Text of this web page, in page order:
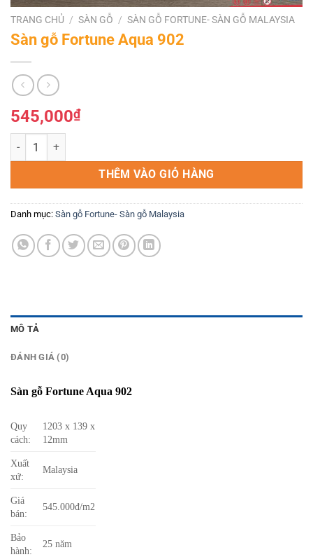
TRANG CHỦ / SÀN GỖ / SÀN GỖ FORTUNE- SÀN GỖ MALAYSIA
Sàn gỗ Fortune Aqua 902
545,000₫
Sàn gỗ Fortune Aqua 902 số lượng
THÊM VÀO GIỎ HÀNG
Danh mục: Sàn gỗ Fortune- Sàn gỗ Malaysia
MÔ TẢ
ĐÁNH GIÁ (0)
Sàn gỗ Fortune Aqua 902
Quy
cách:
1203 x 139 x
12mm
Xuất
xứ:
Malaysia
Giá
bán:
545.000đ/m2
Bảo
hành:
25 năm